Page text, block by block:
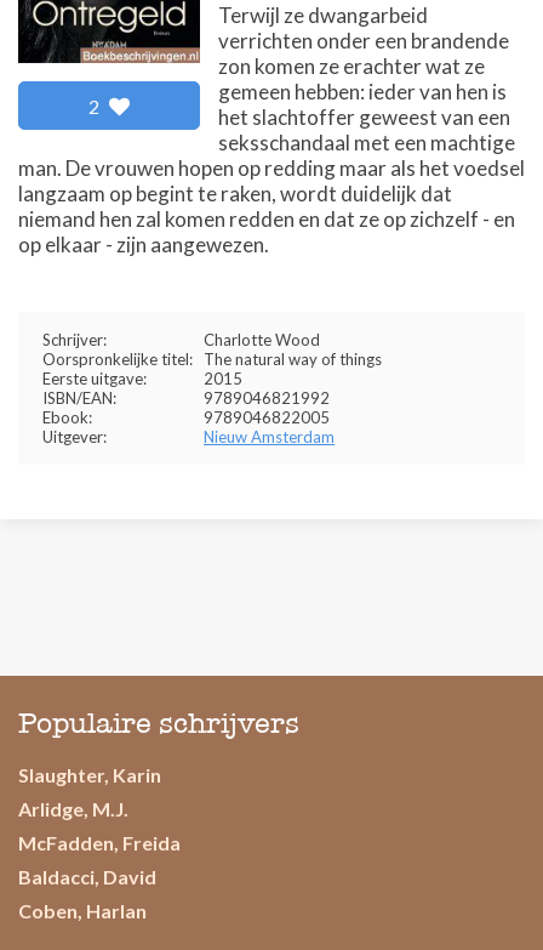
2
Terwijl ze dwangarbeid
verrichten onder een brandende
zon komen ze erachter wat ze
gemeen hebben: ieder van hen is
het slachtoffer geweest van een
seksschandaal met een machtige
man. De vrouwen hopen op redding maar als het voedsel
langzaam op begint te raken, wordt duidelijk dat
niemand hen zal komen redden en dat ze op zichzelf - en
op elkaar - zijn aangewezen.
Schrijver:
Charlotte Wood
Oorspronkelijke titel:
The natural way of things
Eerste uitgave:
2015
ISBN/EAN:
9789046821992
Ebook:
9789046822005
Uitgever:
Nieuw Amsterdam
Populaire schrijvers
Slaughter, Karin
Arlidge, M.J.
McFadden, Freida
Baldacci, David
Coben, Harlan